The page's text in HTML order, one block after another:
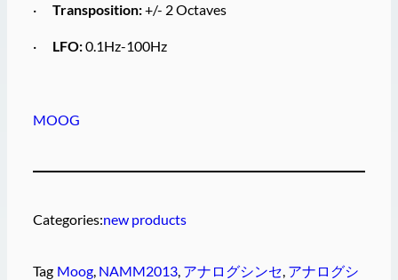
· Transposition:+/- 2 Octaves
· LFO:0.1Hz-100Hz
MOOG
Categories:new products
Tag Moog, NAMM2013, アナログシンセ アナログシ